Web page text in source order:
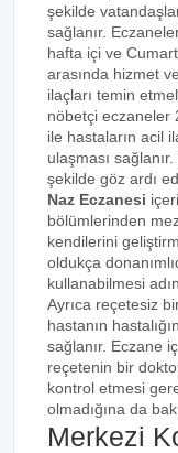
şekilde
sağlanır.
hafta içi ve
arasında hizmet
ilaçları temin
nöbetçi eczaneler
ile hastaların acil
ulaşması
şekilde göz ardı
Naz Eczanesi
bölümlerinden
kendilerini
oldukça
kullanabilmesi
Ayrıca reçetesiz
hastanın
sağlanır. Eczane
reçetenin bir doktor
kontrol etmesi
olmadığına da
Merkezi